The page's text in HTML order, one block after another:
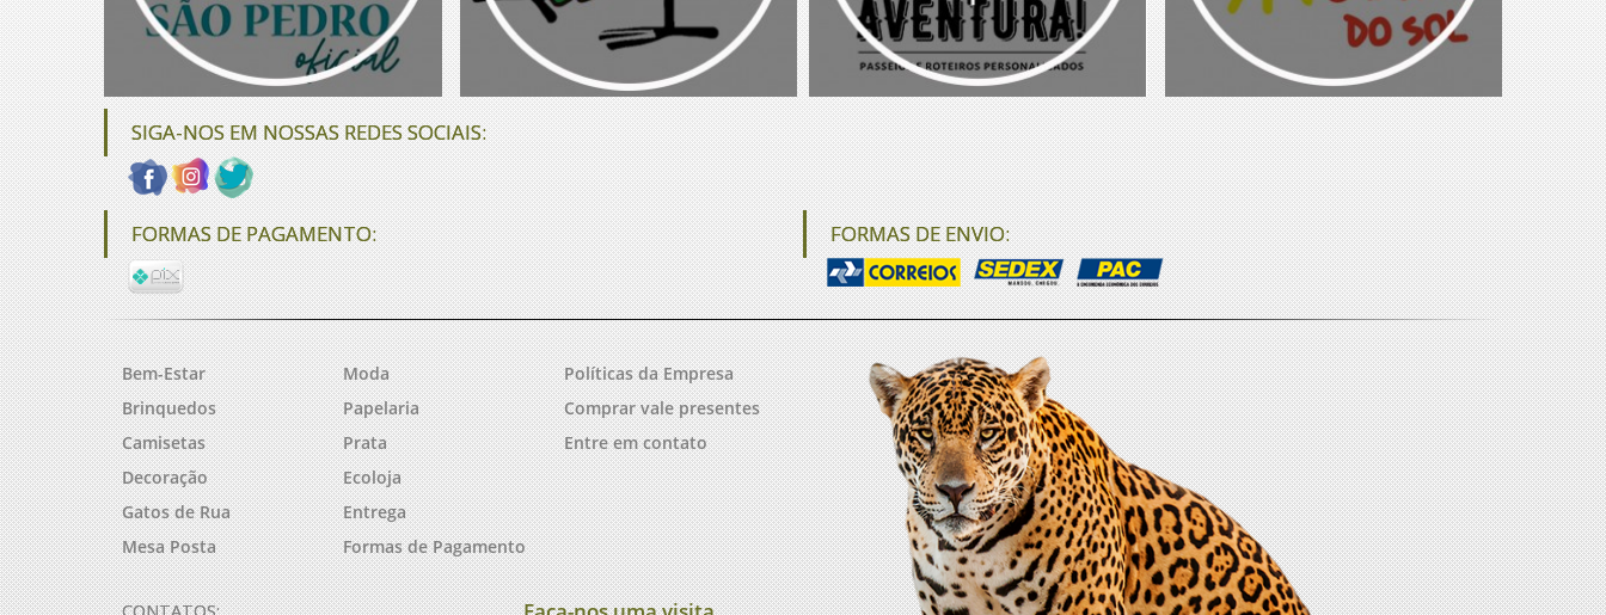
SIGA-NOS EM NOSSAS REDES SOCIAIS:
FORMAS DE PAGAMENTO: FORMAS DE ENVIO:
Bem-Estar
Brinquedos
Camisetas
Decoração
Gatos de Rua
Mesa Posta
Moda
Papelaria
Prata
Ecoloja
Entrega
Formas de Pagamento
Políticas da Empresa
Comprar vale presentes
Entre em contato
CONTATOS: